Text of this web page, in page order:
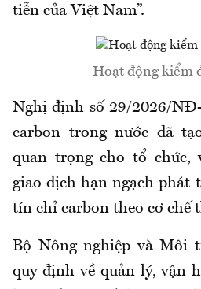
tiễn của Việt Nam”.
Hoạt động kiểm
Nghị định số 29/2026/
carbon trong nước đã
quan trọng cho tổ chức,
giao dịch hạn ngạch phát
tín chỉ carbon theo cơ chế
Bộ Nông nghiệp và Môi
quy định về quản lý, vận